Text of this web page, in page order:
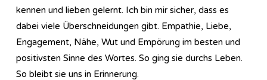
kennen und lieben gelernt. Ich bin mir sicher, dass es
dabei viele Überschneidungen gibt. Empathie, Liebe,
Engagement, Nähe, Wut und Empörung im besten und
positivsten Sinne des Wortes. So ging sie durchs Leben.
So bleibt sie uns in Erinnerung.